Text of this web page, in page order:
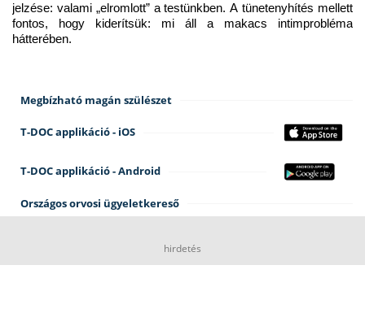
jelzése: valami „elromlott” a testünkben. A tünetenyhítés mellett
fontos, hogy kiderítsük: mi áll a makacs intimprobléma
hátterében.
Megbízható magán szülészet
T-DOC applikáció - iOS
T-DOC applikáció - Android
Országos orvosi ügyeletkereső
hirdetés